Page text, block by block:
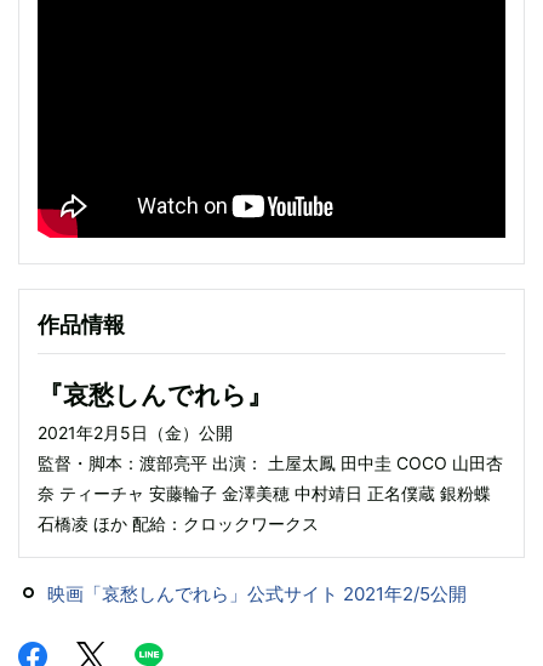
作品情報
『哀愁しんでれら』
2021年2月5日（金）公開
監督・脚本：渡部亮平 出演： 土屋太鳳 田中圭 COCO 山田杏
奈 ティーチャ 安藤輪子 金澤美穂 中村靖日 正名僕蔵 銀粉蝶
石橋凌 ほか 配給：クロックワークス
映画「哀愁しんでれら」公式サイト 2021年2/5公開